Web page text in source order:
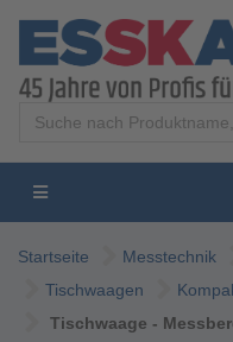
Startseite Messtechnik
Tischwaagen
Tischwaage -